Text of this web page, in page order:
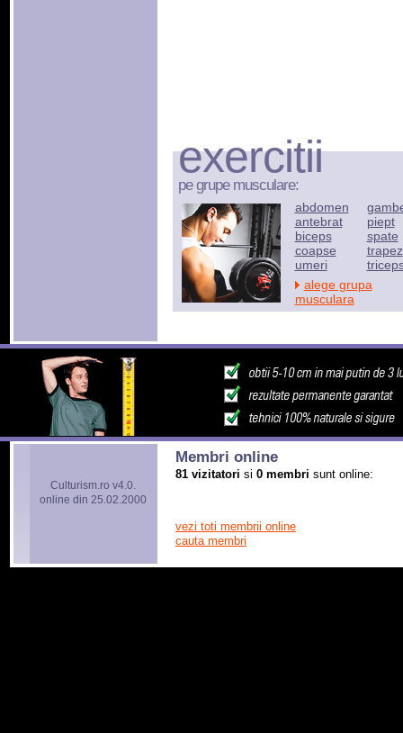
exercitii
pe grupe musculare:
abdomen
antebrat
biceps
coapse
umeri
piept
spate
trapez
alege grupa
musculara
Culturism.ro v4.0.
online din 25.02.2000
Membri online
81 vizitatori si 0 membri sunt online:
vezi toti membrii online
cauta membri